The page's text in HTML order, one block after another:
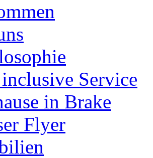
Service
in Brake
Flyer